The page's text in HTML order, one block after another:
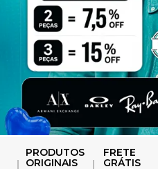
PRODUTOS
ORIGINAIS
FRETE
GRÁTIS